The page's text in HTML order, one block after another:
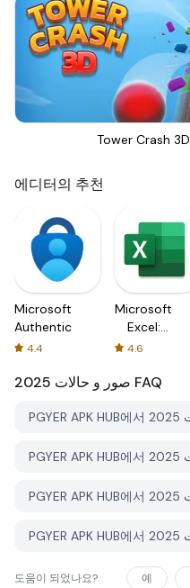
Tower Crash 3D
에디터의 추천
Microsoft
Authenticator
4.4
Microsoft
Excel:
Spreadsheets
4.6
صور و حالات 2025 FAQ
도움이 되었나요? 예